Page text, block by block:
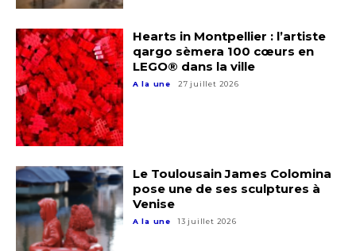
J'accepte lestermes et conditions
* Champ obligatoire
Prénom
Statut / Organisation
J'accepte lestermes et conditions
* Champ obligatoire
Hearts in Montpellier : l’artiste
qargo sèmera 100 cœurs en
LEGO® dans la ville
A la une 27 juillet 2026
Le Toulousain James Colomina
pose une de ses sculptures à
Venise
A la une 13 juillet 2026